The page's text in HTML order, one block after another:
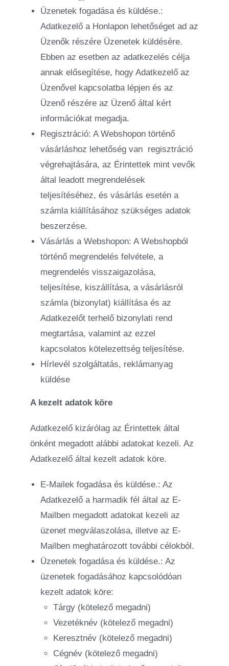
Üzenetek fogadása és küldése.:
Adatkezelő a Honlapon lehetőséget ad az
Üzenők részére Üzenetek küldésére.
Ebben az esetben az adatkezelés célja
annak elősegítése, hogy Adatkezelő az
Üzenővel kapcsolatba lépjen és az
Üzenő részére az Üzenő által kért
információkat megadja.
Regisztráció: A Webshopon történő
vásárláshoz lehetőség van regisztráció
végrehajtására, az Érintettek mint vevők
által leadott megrendelések
teljesítéséhez, és vásárlás esetén a
számla kiállításához szükséges adatok
beszerzése.
Vásárlás a Webshopon: A Webshopból
történő megrendelés felvétele, a
megrendelés visszaigazolása,
teljesítése, kiszállítása, a vásárlásról
számla (bizonylat) kiállítása és az
Adatkezelőt terhelő bizonylati rend
megtartása, valamint az ezzel
kapcsolatos kötelezettség teljesítése.
Hírlevél szolgáltatás, reklámanyag
küldése
A kezelt adatok köre
Adatkezelő kizárólag az Érintettek által
önként megadott alábbi adatokat kezeli. Az
Adatkezelő által kezelt adatok köre.
E-Mailek fogadása és küldése.: Az
Adatkezelő a harmadik fél által az E-
Mailben megadott adatokat kezeli az
üzenet megválaszolása, illetve az E-
Mailben meghatározott további célokból.
Üzenetek fogadása és küldése.: Az
üzenetek fogadásához kapcsolódóan
kezelt adatok köre:
Tárgy (kötelező megadni)
Vezetéknév (kötelező megadni)
Keresztnév (kötelező megadni)
Cégnév (kötelező megadni)